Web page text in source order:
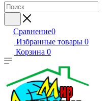
Сравнение0
Избранные товары 0
Корзина 0